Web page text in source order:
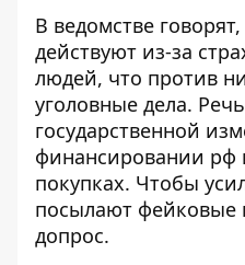
В ведомстве
действуют из-за
людей, что против
уголовные дела.
государственной
финансировании рф
покупках. Чтобы
посылают фейковые
допрос.